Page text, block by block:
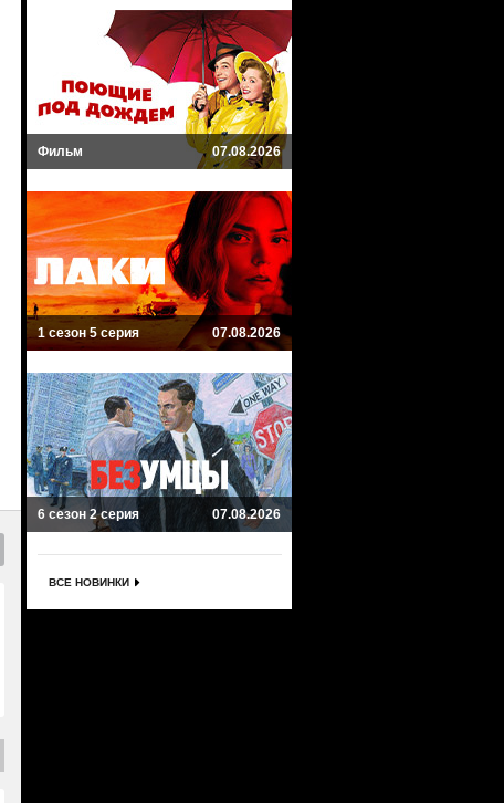
Фильм 07.08.2026
1 сезон 5 серия 07.08.2026
6 сезон 2 серия 07.08.2026
ВСЕ НОВИНКИ